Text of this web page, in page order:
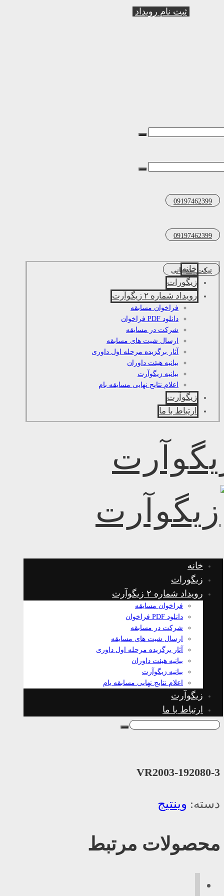
ثبت نام رویداد
09197462399
09197462399
تیکت پشتیبانی
خانه
زیگورات
رویداد شماره ۲ زیگوآرت
فراخوان مسابقه
دانلود PDF فراخوان
شرکت در مسابقه
ارسال شیت های مسابقه
آثار برگزیده مرحله اول داوری
بیانیه هیئت داوران
بیانیه زیگوآرت
اعلام نتایج نهایی مسابقه بام
زیگوآرت
ارتباط با ما
خانه
زیگورات
رویداد شماره ۲ زیگوآرت
فراخوان مسابقه
دانلود PDF فراخوان
شرکت در مسابقه
ارسال شیت های مسابقه
آثار برگزیده مرحله اول داوری
بیانیه هیئت داوران
بیانیه زیگوآرت
اعلام نتایج نهایی مسابقه بام
زیگوآرت
ارتباط با ما
VR2003-192080-3
دسته: وینتیج
محصولات مرتبط